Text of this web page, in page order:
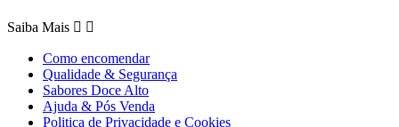
Saiba Mais  
Como encomendar
Qualidade & Segurança
Sabores Doce Alto
Ajuda & Pós Venda
Politica de Privacidade e Cookies